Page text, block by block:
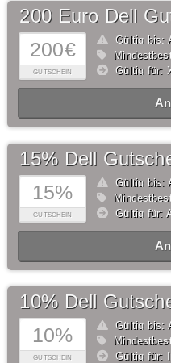
200€
GUTSCHEIN
200 Euro Dell
Gültig bis:
Gültig für:
15%
GUTSCHEIN
15% Dell
Gültig bis:
Gültig für:
10%
GUTSCHEIN
10% Dell
Gültig bis:
Gültig für: